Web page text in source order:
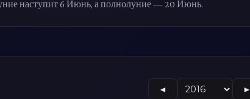
наступит 6 Июнь, а полнолуние — 20 Июнь.
◄ ►